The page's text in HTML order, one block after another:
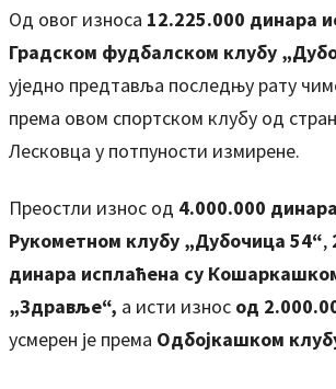
Од овог износа 12.225.000 динара
Градском фудбалском клубу
уједно предтавља последњу рату
према овом спортском клубу од
Лесковца у потпуности измирене.
Преостли износ од 4.000.000
Рукометном клубу „Дубочица 54“,
динара исплаћена су
„Здравље“, а исти износ од
усмерен је према Одбојкашком